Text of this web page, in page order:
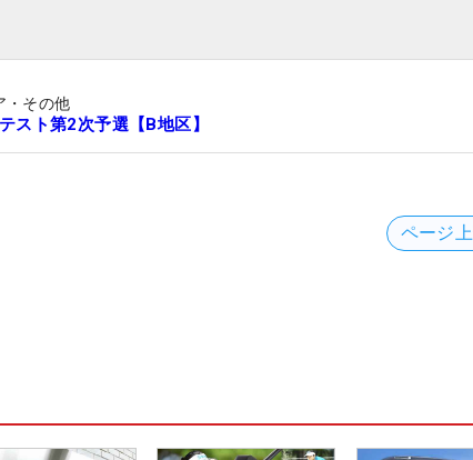
・その他
スト第2次予選【B地区】
ページ